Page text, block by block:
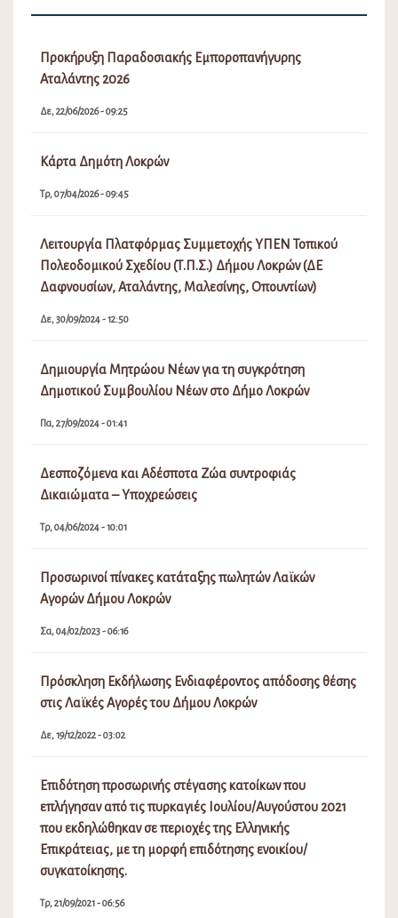
Προκήρυξη Παραδοσιακής Εμποροπανήγυρης
Αταλάντης 2026
Δε, 22/06/2026 - 09:25
Κάρτα Δημότη Λοκρών
Τρ, 07/04/2026 - 09:45
Λειτουργία Πλατφόρμας Συμμετοχής ΥΠΕΝ Τοπικού
Πολεοδομικού Σχεδίου (Τ.Π.Σ.) Δήμου Λοκρών (ΔΕ
Δαφνουσίων, Αταλάντης, Μαλεσίνης, Οπουντίων)
Δε, 30/09/2024 - 12:50
Δημιουργία Μητρώου Νέων για τη συγκρότηση
Δημοτικού Συμβουλίου Νέων στο Δήμο Λοκρών
Πα, 27/09/2024 - 01:41
Δεσποζόμενα και Αδέσποτα Ζώα συντροφιάς
Δικαιώματα – Υποχρεώσεις
Τρ, 04/06/2024 - 10:01
Προσωρινοί πίνακες κατάταξης πωλητών Λαϊκών
Αγορών Δήμου Λοκρών
Σα, 04/02/2023 - 06:16
Πρόσκληση Εκδήλωσης Ενδιαφέροντος απόδοσης θέσης
στις Λαϊκές Αγορές του Δήμου Λοκρών
Δε, 19/12/2022 - 03:02
Επιδότηση προσωρινής στέγασης κατοίκων που
επλήγησαν από τις πυρκαγιές Ιουλίου/Αυγούστου 2021
που εκδηλώθηκαν σε περιοχές της Ελληνικής
Επικράτειας, με τη μορφή επιδότησης ενοικίου/
συγκατοίκησης.
Τρ, 21/09/2021 - 06:56